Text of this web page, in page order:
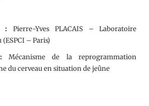
: Pierre-Yves PLACAIS – Laboratoire
– Paris)
: Mécanisme de la reprogrammation
du cerveau en situation de jeûne